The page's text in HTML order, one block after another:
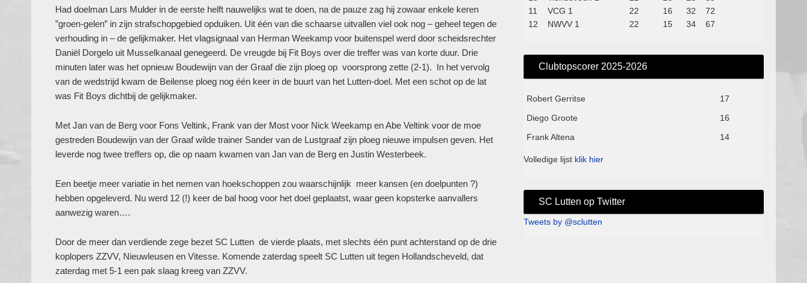
Had doelman Lars Mulder in de eerste helft nauwelijks wat te doen, na de pauze zag hij zowaar enkele keren
”groen-gelen” in zijn strafschopgebied opduiken. Uit één van die schaarse uitvallen viel ook nog – geheel tegen de
verhouding in – de gelijkmaker. Het vlagsignaal van Herman Weekamp voor buitenspel werd door scheidsrechter
Daniël Dorgelo uit Musselkanaal genegeerd. De vreugde bij Fit Boys over die treffer was van korte duur. Drie
minuten later was het opnieuw Boudewijn van der Graaf die zijn ploeg op voorsprong zette (2-1). In het vervolg
van de wedstrijd kwam de Beilense ploeg nog één keer in de buurt van het Lutten-doel. Met een schot op de lat
was Fit Boys dichtbij de gelijkmaker.
Met Jan van de Berg voor Fons Veltink, Frank van der Most voor Nick Weekamp en Abe Veltink voor de moe
gestreden Boudewijn van der Graaf wilde trainer Sander van de Lustgraaf zijn ploeg nieuwe impulsen geven. Het
leverde nog twee treffers op, die op naam kwamen van Jan van de Berg en Justin Westerbeek.
Een beetje meer variatie in het nemen van hoekschoppen zou waarschijnlijk meer kansen (en doelpunten ?)
hebben opgeleverd. Nu werd 12 (!) keer de bal hoog voor het doel geplaatst, waar geen kopsterke aanvallers
aanwezig waren….
Door de meer dan verdiende zege bezet SC Lutten de vierde plaats, met slechts één punt achterstand op de drie
koplopers ZZVV, Nieuwleusen en Vitesse. Komende zaterdag speelt SC Lutten uit tegen Hollandscheveld, dat
zaterdag met 5-1 een pak slaag kreeg van ZZVV.
11
VCG 1 22 16 32
72
12
NWVV 1 22 15 34 67
Clubtopscorer 2025-2026
Robert Gerritse
17
Diego Groote
16
Frank Altena
14
Volledige lijst klik hier
SC Lutten op Twitter
Tweets by @sclutten